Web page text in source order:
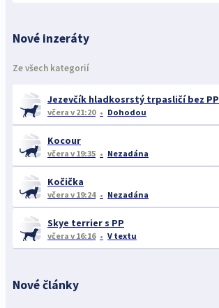
Nové inzeráty
Ze všech kategorií
Jezevčík hladkosrstý trpasličí bez PP
včera v 21:20 Dohodou
Kocour
včera v 19:35 Nezadána
Kočička
včera v 19:24 Nezadána
Skye terrier s PP
včera v 16:16 V textu
Nové články